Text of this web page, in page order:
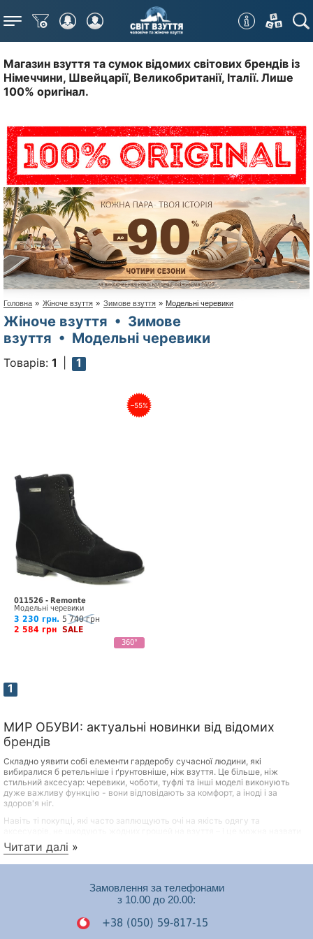
Меню
Магазин взуття та сумок відомих світових брендів із
Німеччини, Швейцарії, Великобританії, Італії. Лише
100% оригінал.
Головна » Жіноче взуття » Зимове взуття » Модельні черевики
Жіноче взуття • Зимове
взуття • Модельні черевики
Товарів: 1 1
–55%
011526 - Remonte
Модельні черевики
3 230 грн. 5 740 грн
2 584 грн SALE
360°
1
МИР ОБУВИ: актуальні новинки від відомих
брендів
Складно уявити собі елементи гардеробу сучасної людини, які
вибиралися б ретельніше і ґрунтовніше, ніж взуття. Це більше, ніж
стильний аксесуар: черевики, чоботи, туфлі та інші моделі виконують
дуже важливу функцію - вони відповідають за комфорт, а іноді і за
здоров'я ніг.
Навіть ті покупці, які часто заплющують очі на якість одягу та
практичним та продуманим підходом. Переваги якісного взуття відомі
всім:
Довговічність
правильному догляді
Сприятливий вплив на самопочуття, настрій та стан
Читати далі »
Замовлення за телефонами
з 10.00 до 20.00:
+38 (050) 59-817-15